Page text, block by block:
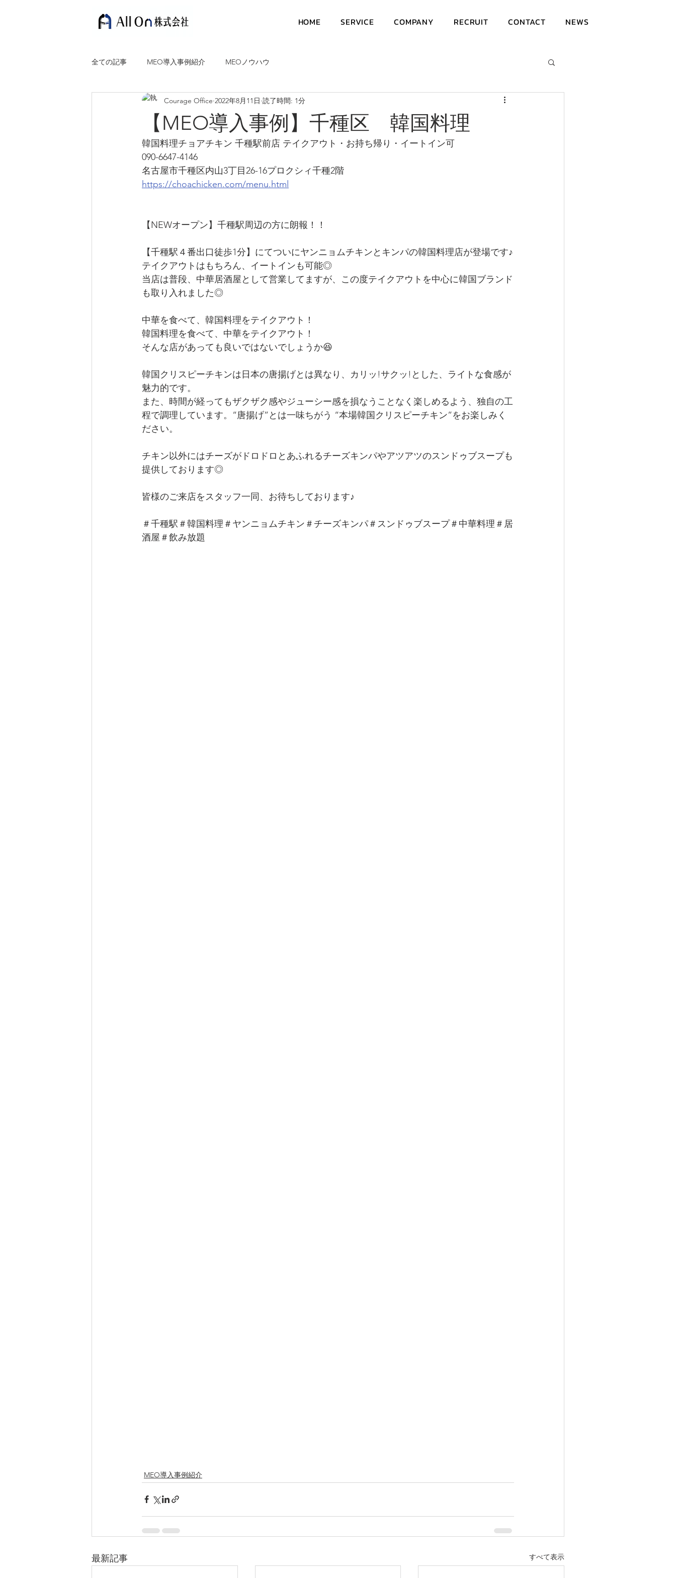
HOME SERVICE COMPANY RECRUIT CONTACT NEWS
全ての記事 MEO導入事例紹介 MEOノウハウ
【MEO導入事例】千種区 韓国料理
Courage Office 2022年8月11日 読了時間: 1分
韓国料理チョアチキン 千種駅前店 テイクアウト・お持ち帰り・イートイン可
090-6647-4146
名古屋市千種区内山3丁目26-16プロクシィ千種2階
https://choachicken.com/menu.html
【NEWオープン】千種駅周辺の方に朗報！！
【千種駅４番出口徒歩1分】にてついにヤンニョムチキンとキンパの韓国料理店が登場です♪
テイクアウトはもちろん、イートインも可能◎
当店は普段、中華居酒屋として営業してますが、この度テイクアウトを中心に韓国ブランド
も取り入れました◎
中華を食べて、韓国料理をテイクアウト！
韓国料理を食べて、中華をテイクアウト！
そんな店があっても良いではないでしょうか😆
韓国クリスピーチキンは日本の唐揚げとは異なり、カリッ!サクッ!とした、ライトな食感が
魅力的です。
また、時間が経ってもザクザク感やジューシー感を損なうことなく楽しめるよう、独自の工
程で調理しています。“唐揚げ”とは一味ちがう “本場韓国クリスピーチキン”をお楽しみく
ださい。
チキン以外にはチーズがドロドロとあふれるチーズキンパやアツアツのスンドゥブスープも
提供しております◎
皆様のご来店をスタッフ一同、お待ちしております♪
＃千種駅＃韓国料理＃ヤンニョムチキン＃チーズキンパ＃スンドゥブスープ＃中華料理＃居
酒屋＃飲み放題
MEO導入事例紹介
最新記事 すべて表示